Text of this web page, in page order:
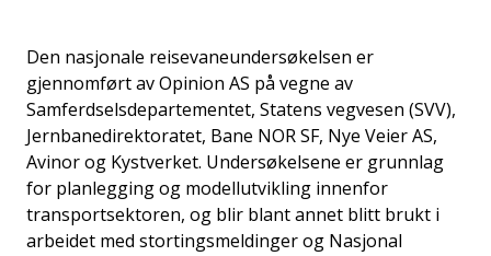
Den nasjonale reisevaneundersøkelsen er
gjennomført av Opinion AS på vegne av
Samferdselsdepartementet, Statens vegvesen (SVV),
Jernbanedirektoratet, Bane NOR SF, Nye Veier AS,
Avinor og Kystverket. Undersøkelsene er grunnlag
for planlegging og modellutvikling innenfor
transportsektoren, og blir blant annet blitt brukt i
arbeidet med stortingsmeldinger og Nasjonal